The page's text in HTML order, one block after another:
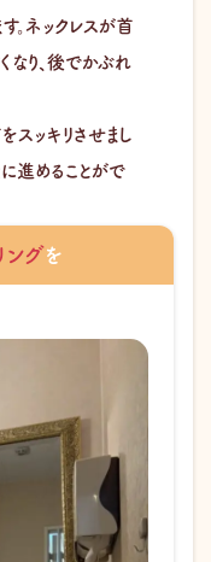
。ネックレスが首
り、後でかぶれ
スッキリさせまし
進めることがで
ングを